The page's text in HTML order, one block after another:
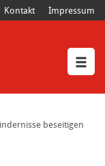
Kontakt Impressum
beseitigen